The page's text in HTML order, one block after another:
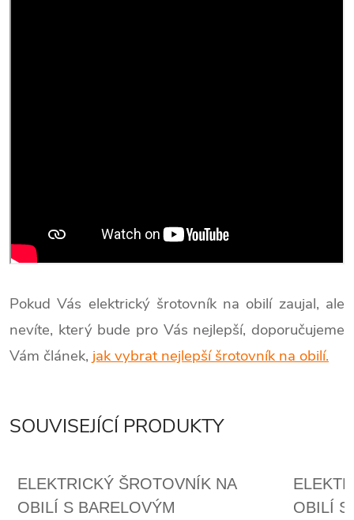
Pokud Vás elektrický šrotovník na obilí zaujal, ale
nevíte, který bude pro Vás nejlepší, doporučujeme
Vám článek, jak vybrat nejlepší šrotovník na obilí.
SOUVISEJÍCÍ PRODUKTY